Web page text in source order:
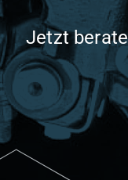
Jetzt